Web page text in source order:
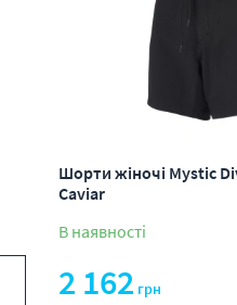
Шорти жіночі Mystic
Caviar
В наявності
2 162 грн